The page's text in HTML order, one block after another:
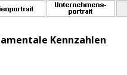
Kennzahlen